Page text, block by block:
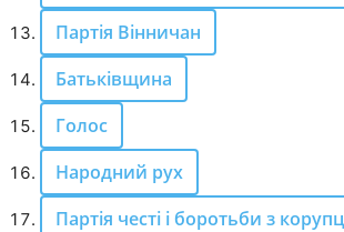
Партія Вінничан
Батьківщина
Голос
Народний рух
Партія честі і боротьби з